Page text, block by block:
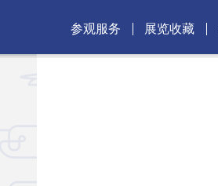
参观服务 展览收藏